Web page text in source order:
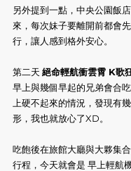
另外提到一點，中央公園飯
來，每次妹子要離開前都會
行，讓人感到格外安心。
第二天 絕命輕航衝雲霄 K歌
早上與幾個早起的兄弟會合
上硬不起來的情況，發現有
形，我也就放心了XD。
吃飽後在旅館大廳與大夥集
行程，今天就會是 早上輕航